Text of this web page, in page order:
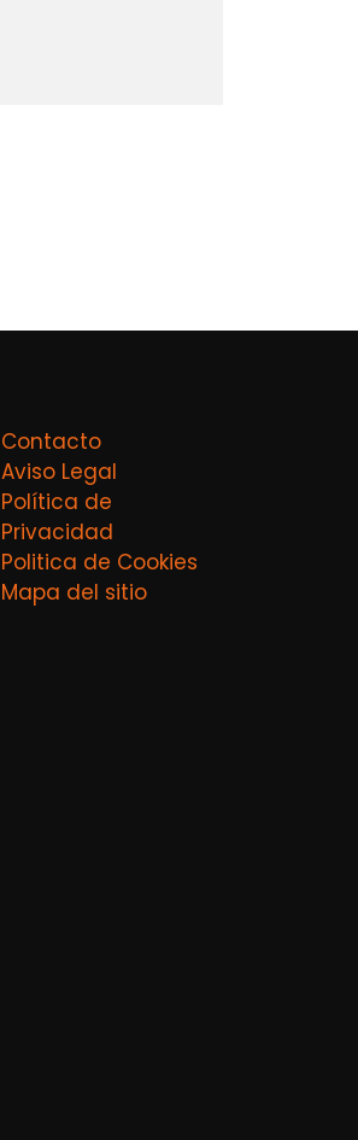
Contacto
Aviso Legal
Política de
Privacidad
Politica de Cookies
Mapa del sitio